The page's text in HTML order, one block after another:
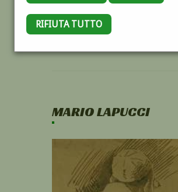
RIFIUTA TUTTO
MARIO LAPUCCI